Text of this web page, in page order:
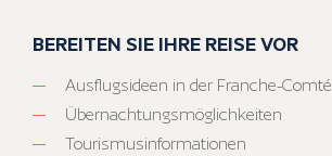
BEREITEN SIE IHRE REISE VOR
Ausflugsideen in der Franche-Comté
Übernachtungsmöglichkeiten
Tourismusinformationen